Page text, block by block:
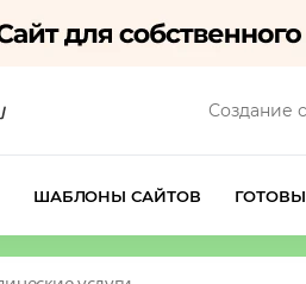
Создание
ШАБЛОНЫ САЙТОВ